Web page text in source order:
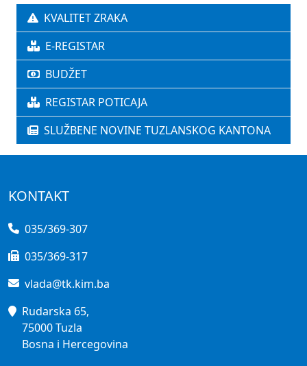
KVALITET ZRAKA
E-REGISTAR
BUDŽET
REGISTAR POTICAJA
SLUŽBENE NOVINE TUZLANSKOG KANTONA
KONTAKT
035/369-307
035/369-317
vlada@tk.kim.ba
Rudarska 65,
75000 Tuzla
Bosna i Hercegovina